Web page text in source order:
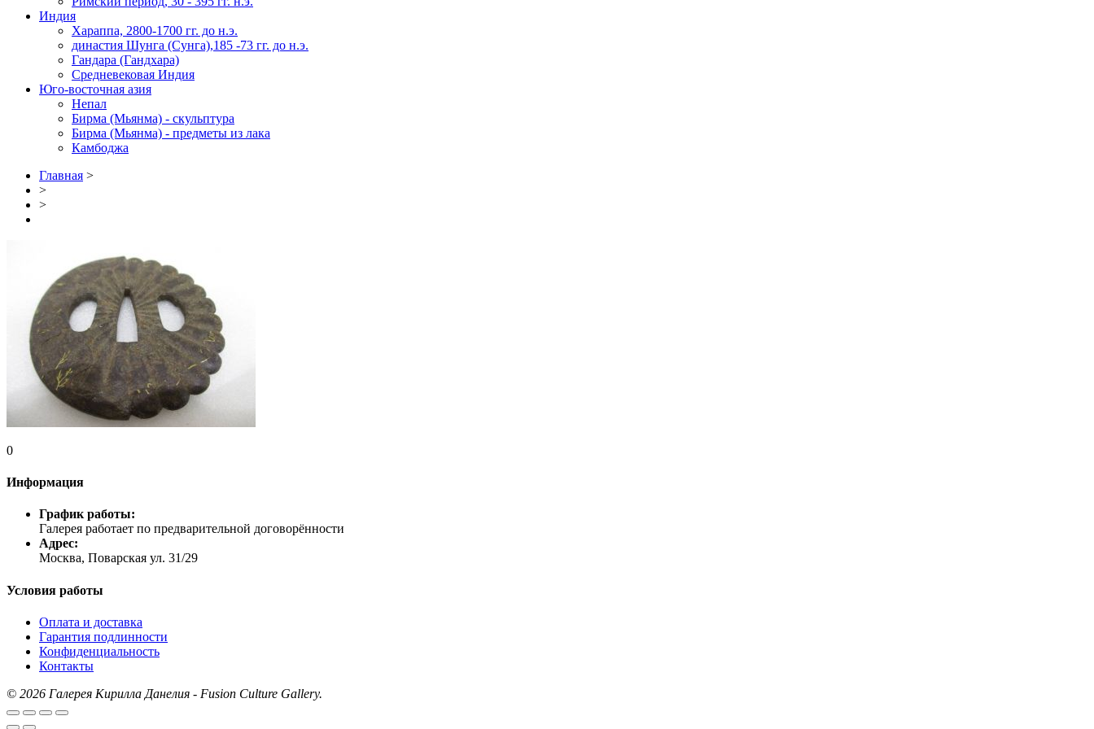
Индия
Хараппа, 2800-1700 гг. до н.э.
династия Шунга (Сунга),185 -73 гг. до н.э.
Гандара (Гандхара)
Средневековая Индия
Юго-восточная азия
Непал
Бирма (Мьянма) - скульптура
Бирма (Мьянма) - предметы из лака
Камбоджа
Главная >
>
>
0
Информация
График работы:
Галерея работает по предварительной договорённости
Адрес:
Москва, Поварская ул. 31/29
Условия работы
Оплата и доставка
Гарантия подлинности
Конфиденциальность
Контакты
© 2026 Галерея Кирилла Данелия - Fusion Culture Gallery.